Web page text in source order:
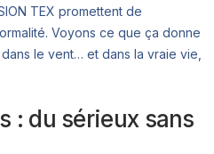
TEX promettent de
Voyons ce que ça donne
le vent… et dans la vraie vie,
: du sérieux sans